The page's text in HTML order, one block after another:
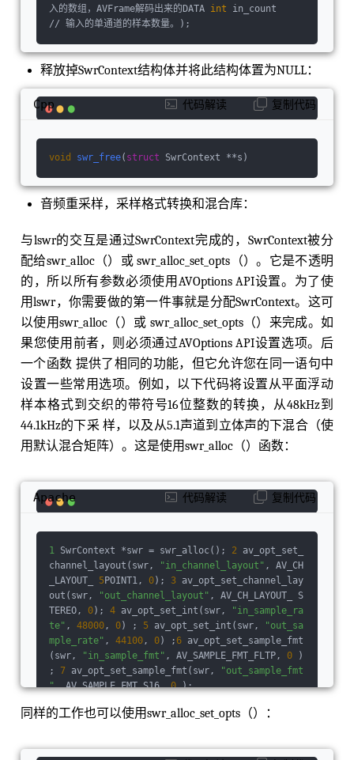
ser_out_ch_layout;                     ///<
er set output channel layout    enum AVSampleF
t internal sample format int user_dither_me
thod;                         ///< User set di
int filter_size;
/**
int phase_shift;
< log2 of the number of entries in the resampl
ing polyphase filterbank */
int linear_inte
< if 1 then the resampling FIR filter will be
linearly interpolated */
int exact_rational
; /**
< if 1 then enable non power of 2 phase_count
double cutoff;
/**
< resampling cutoff frequency (swr: 6dB point;
soxr: 0dB point). 1.0 corresponds to half the
output sample rate */
int
/**
< swr resampling filter type */
double kais
er_beta;
/**
< swr beta value for Kaiser window (only appli
cable if filter_type == AV_FILTER_TYPE_KAISER)
*/
double precision;
t cheby;
/**
e (Chebyshev) & irrational ratio approximation
precision will be higher */
float min_comp
ensation;                         ///< swr min
imum below which
no compensation will happen
float min_hard_compensation;
///< swr minimum below which
no silence in
ject / sample
drop will happen float
soft_c
ompensation_duration;               ///< swr d
uration over which soft compensation is applie
d float max_soft_compensation;
///< swr maximum soft compensation
t async;                                    //
⼊的数组，AVFrame解码出来的DATA int in_count
// 输⼊的单通道的样本数量。
) ;
释放掉SwrContext结构体并将此结构体置为NULL：
void swr_free( struct SwrContext **s)
Cpp 代码解读 复制代码
⾳频重采样，采样格式转换和混合库：
与lswr的交互是通过SwrContext完成的，SwrContext被分
配给swr_alloc（）或 swr_alloc_set_opts（）。它是不透明
的，所以所有参数必须使⽤AVOptions API设置。为了使
⽤lswr，你需要做的第⼀件事就是分配SwrContext。这可
以使⽤swr_alloc（）或 swr_alloc_set_opts（）来完成。如
果您使⽤前者，则必须通过AVOptions API设置选项。后
⼀个函数 提供了相同的功能，但它允许您在同⼀语句中
设置⼀些常⽤选项。例如，以下代码将设置从平⾯浮动
样本格式到交织的带符号16位整数的转换，从48kHz到
44.1kHz的下采 样，以及从5.1声道到⽴体声的下混合（使
⽤默认混合矩阵）。这是使⽤swr_alloc（）函数：
1 SwrContext *swr = swr_alloc(); 2 av_opt_set_
channel_layout(swr,
"in_channel_layout" , AV_CH
_LAYOUT_ 5 POINT1, 0); 3 av_opt_set_channel_lay
out(swr,
"out_channel_layout" , AV_CH_LAYOUT_ S
TEREO, 0); 4 av_opt_set_int(swr,
"in_sample_ra
te" , 48000, 0) ; 5 av_opt_set_int(swr,
"out_sa
mple_rate" , 44100, 0) ; 6 av_opt_set_sample_fmt
(swr,
"in_sample_fmt" , AV_SAMPLE_FMT_FLTP, 0 )
; 7 av_opt_set_sample_fmt(swr,
"out_sample_fmt
", AV_SAMPLE_FMT_S16, 0 );
Apache 代码解读 复制代码
同样的⼯作也可以使⽤swr_alloc_set_opts（）：